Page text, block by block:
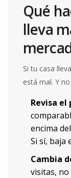
Qué
lleva
Si tu casa
está mal. Y
Revisa el
encima
Si sí, baja
Cambia
visitas,